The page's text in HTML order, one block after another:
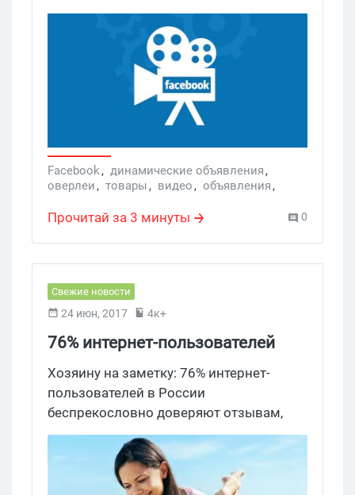
понимаете, сегодняшняя новость тоже
будет посвящена этому IT-гиганту. На
этот раз детище Цукерберга запустило
два нововведения для динамических
объявлений: возможность добавления
видео товара и оверлеев с ценой или
процентом скидки.
Facebook, динамические объявления,
оверлеи, товары, видео, объявления,
Business Manager
Прочитай за 3 минуты 0
Свежие новости
24 июн, 2017 4к+
76% интернет-пользователей
верят отзывам в сети
Хозяину на заметку: 76% интернет-
пользователей в России
беспрекословно доверяют отзывам,
найденным в сети, а 38%
систематически ищут отклики при
выборе компании, товара или услуги.